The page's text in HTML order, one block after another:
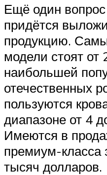
Ещё один вопрос
придётся
продукцию.
модели стоят от
наибольшей
отечественных
пользуются
диапазоне от 4
Имеются в
премиум-класса
тысяч долларов.